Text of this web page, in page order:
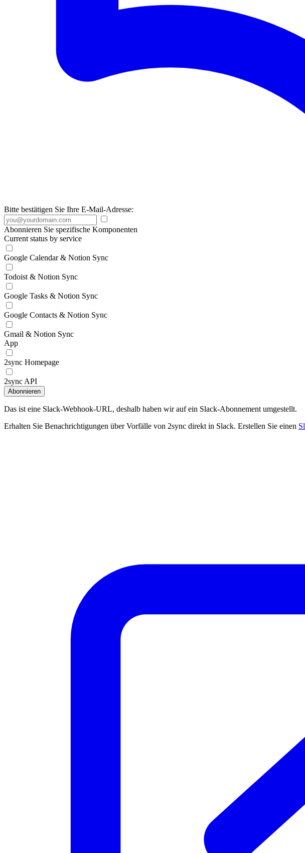
Bitte bestätigen Sie Ihre E-Mail-Adresse:
Abonnieren Sie spezifische Komponenten
Current status by service
Google Calendar & Notion Sync
Todoist & Notion Sync
Google Tasks & Notion Sync
Google Contacts & Notion Sync
Gmail & Notion Sync
App
2sync Homepage
2sync API
Abonnieren
Das ist eine Slack‑Webhook‑URL, deshalb haben wir auf ein Slack‑Abonnement umgestellt.
Erhalten Sie Benachrichtigungen über Vorfälle von 2sync direkt in Slack. Erstellen Sie einen